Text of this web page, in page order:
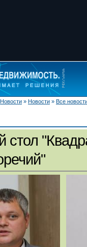
Новости » Новости » Все
стол